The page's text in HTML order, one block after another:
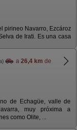
pirineo Navarro, Ezcároz
de Irati. Es una casa
a 26,4 km de
de Echagüe, valle de
muy próxima a
como Olite, ...